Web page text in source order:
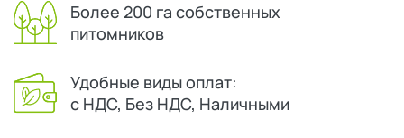
Более 200 га собственных
питомников
Удобные виды оплат:
с НДС, Без НДС, Наличными